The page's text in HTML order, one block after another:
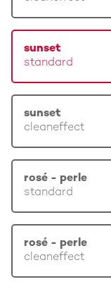
sunset
standard
sunset
cleaneffect
rosé - perle
standard
rosé - perle
cleaneffect